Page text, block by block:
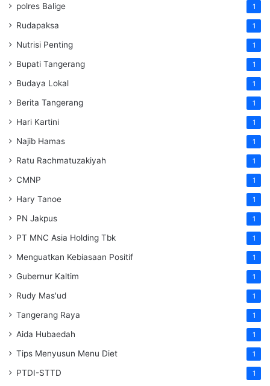
polres Balige 1
Rudapaksa 1
Nutrisi Penting 1
Bupati Tangerang 1
Budaya Lokal 1
Berita Tangerang 1
Hari Kartini 1
Najib Hamas 1
Ratu Rachmatuzakiyah 1
CMNP 1
Hary Tanoe 1
PN Jakpus 1
PT MNC Asia Holding Tbk 1
Menguatkan Kebiasaan Positif 1
Gubernur Kaltim 1
Rudy Mas'ud 1
Tangerang Raya 1
Aida Hubaedah 1
Tips Menyusun Menu Diet 1
PTDI-STTD 1